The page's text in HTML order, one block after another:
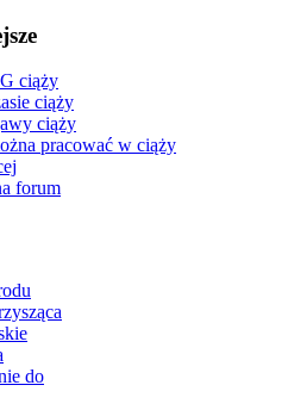
ciąży
ciąży
ciąży
pracować w ciąży
forum
do